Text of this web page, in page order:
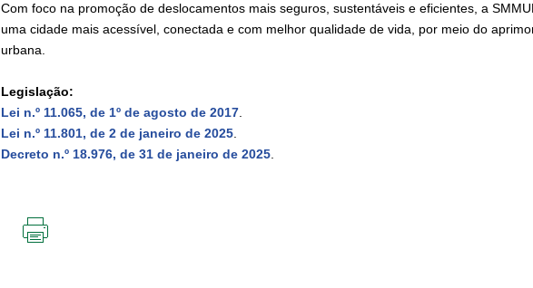
Com foco na promoção de deslocamentos mais seguros, sustentáveis e eficientes, a
uma cidade mais acessível, conectada e com melhor qualidade de vida, por meio do
urbana.
Legislação:
Lei n.º 11.065, de 1º de agosto de 2017.
Lei n.º 11.801, de 2 de janeiro de 2025.
Decreto n.º 18.976, de 31 de janeiro de 2025.